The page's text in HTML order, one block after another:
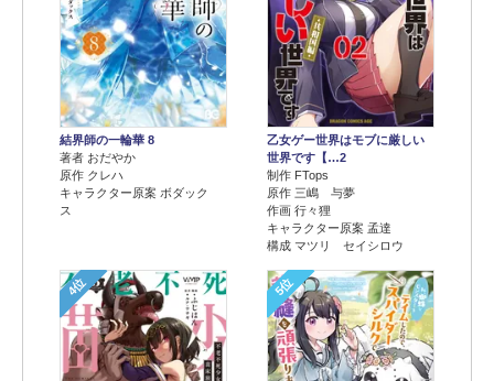
結界師の一輪華 8
著者 おだやか
原作 クレハ
キャラクター原案 ボダック
ス
乙女ゲー世界はモブに厳しい
世界です【…2
制作 FTops
原作 三嶋 与夢
作画 行々狸
キャラクター原案 孟達
構成 マツリ セイシロウ
4位 5位